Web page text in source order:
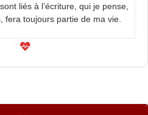
liés à l’écriture, qui je pense,
fera toujours partie de ma vie.